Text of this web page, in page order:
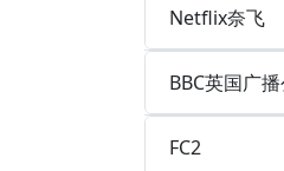
Netflix奈飞
BBC英国广
FC2